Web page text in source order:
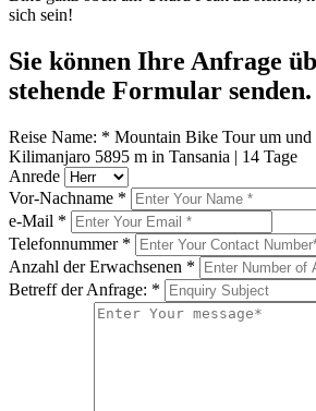
sich sein!
Sie können Ihre Anfrage
stehende Formular senden.
Reise Name: * Mountain Bike Tour um und
Kilimanjaro 5895 m in Tansania | 14 Tage
Anrede
Vor-Nachname *
e-Mail *
Telefonnummer *
Anzahl der Erwachsenen *
Betreff der Anfrage: *